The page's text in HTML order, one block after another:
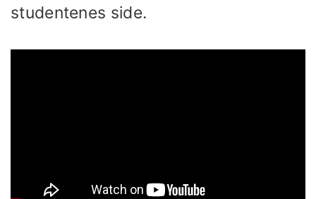
studentenes side.